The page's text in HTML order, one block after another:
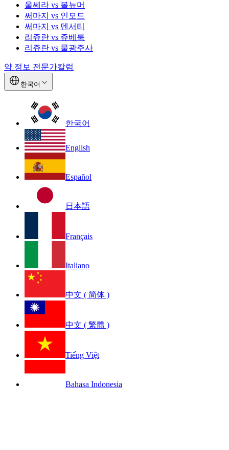
울쎄라 vs 볼뉴머
써마지 vs 인모드
써마지 vs 덴서티
리쥬란 vs 쥬베룩
리쥬란 vs 물광주사
약 정보 전문가칼럼
한국어
한국어
English
Español
日本語
Français
Italiano
中文 ( 简体 )
中文 ( 繁體 )
Tiếng Việt
Bahasa Indonesia